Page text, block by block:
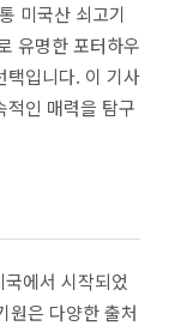
미국산 쇠고기
유명한 포터하우
택입니다. 이 기사
적인 매력을 탐구
에서 시작되었
은 다양한 출처